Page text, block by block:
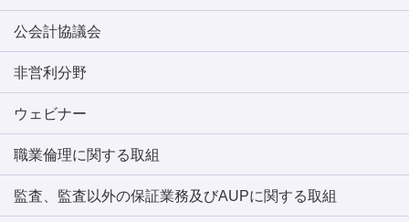
公会計協議会
非営利分野
ウェビナー
職業倫理に関する取組
監査、監査以外の保証業務及びAUPに関する取組